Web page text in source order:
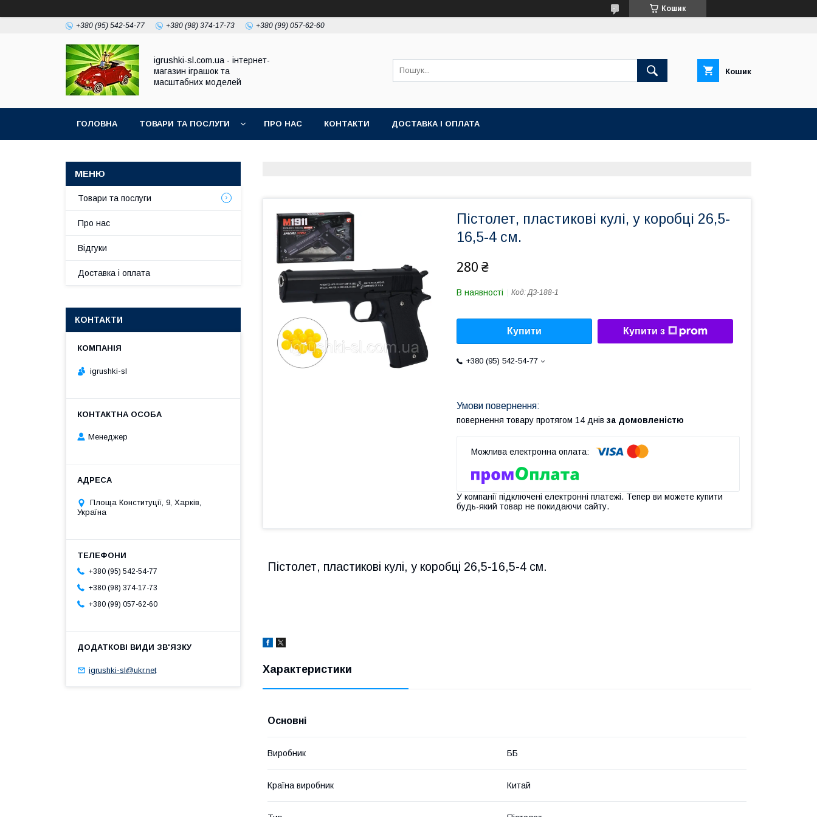
Кошик
+380 (95) 542-54-77 +380 (98) 374-17-73 +380 (99) 057-62-60
igrushki-sl.com.ua - інтернет-
магазин іграшок та
масштабних моделей
Кошик
ГОЛОВНА ТОВАРИ ТА ПОСЛУГИ ПРО НАС КОНТАКТИ ДОСТАВКА І ОПЛАТА
Пістолет, пластикові кулі, у коробці 26,5-
16,5-4 см.
280 ₴
В наявності Код:ДЗ-188-1
Купити Купити з
+380 (95) 542-54-77
повернення товару протягом 14 днів за домовленістю
У компанії підключені електронні платежі. Тепер ви можете купити
будь-який товар не покидаючи сайту.
Пістолет, пластикові кулі, у коробці 26,5-16,5-4 см.
Характеристики
Основні
Виробник ББ
Країна виробник Китай
Товари та послуги
Про нас
Відгуки
Доставка і оплата
КОНТАКТИ
igrushki-sl
Менеджер
Площа Конституції, 9, Харків,
Україна
+380 (95) 542-54-77
+380 (98) 374-17-73
+380 (99) 057-62-60
igrushki-sl@ukr.net